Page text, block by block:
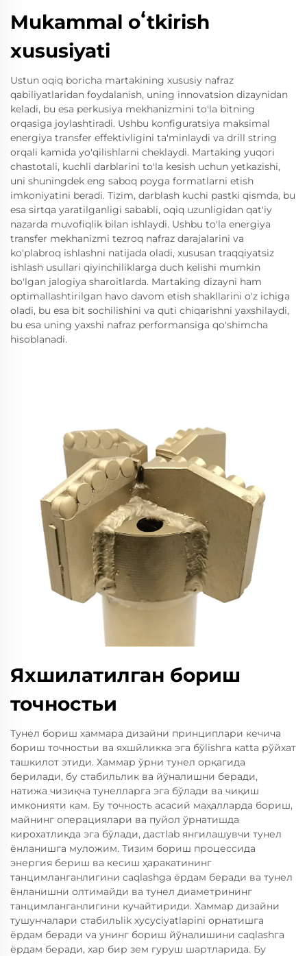
Mukammal oʻtkirish
xususiyati
Ustun oqiq boricha martakining xususiy nafraz
qabiliyatlaridan foydalanish, uning innovatsion dizaynidan
keladi, bu esa perkusiya mekhanizmini to'la bitning
orqasiga joylashtiradi. Ushbu konfiguratsiya maksimal
energiya transfer effektivligini ta'minlaydi va drill string
orqali kamida yo'qilishlarni cheklaydi. Martaking yuqori
chastotali, kuchli darblarini to'la kesish uchun yetkazishi,
uni shuningdek eng saboq poyga formatlarni etish
imkoniyatini beradi. Tizim, darblash kuchi pastki qismda, bu
esa sirtqa yaratilganligi sababli, oqiq uzunligidan qat'iy
nazarda muvofiqlik bilan ishlaydi. Ushbu to'la energiya
transfer mekhanizmi tezroq nafraz darajalarini va
ko'plabroq ishlashni natijada oladi, xususan traqqiyatsiz
ishlash usullari qiyinchiliklarga duch kelishi mumkin
bo'lgan jalogiya sharoitlarda. Martaking dizayni ham
optimallashtirilgan havo davom etish shakllarini o'z ichiga
oladi, bu esa bit sochilishini va quti chiqarishni yaxshilaydi,
bu esa uning yaxshi nafraz performansiga qo'shimcha
hisoblanadi.
Яхшилатилган бориш
точностьи
Тунел бориш хаммара дизайни принциплари кечича
бориш точностьи ва яхшӣликка эга бўlishга кatta рўйхат
ташкилот этиди. Хаммар ўрни тунел орқагида
берилади, бу стабильлик ва йўналишни беради,
натижа чизиқча тунелларга эга бўлади ва чиқиш
имконияти кам. Бу точность асасий маҳалларда бориш,
майнинг операциялари ва пуйол ўрнатишда
кирохатликда эга бўлади, дастlab янгилашувчи тунел
ёнланишга муложим. Тизим бориш процессида
энергия бериш ва кесиш ҳаракатининг
танцимланганлигини саqlashga ёрдам беради ва тунел
ёнланишни олтимайди ва тунел диаметрининг
танцимланганлигини кучайтириди. Хаммар дизайни
тушунчалари стабильlik хусусiyatlарini орнатишга
ёрдам беради va унинг бориш йўналишини саqlashга
ёрдам беради, хар бир зем гуруш шартларида. Бу